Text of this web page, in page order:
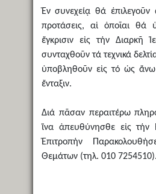
Ἐν συνεχείᾳ θά ἐπιλεγοῦν
προτάσεις, αἱ ὁποῖαι θά
ἔγκρισιν εἰς τήν Διαρκῆ
συνταχθοῦν τά τεχνικά
ὑποβληθοῦν εἰς τό ὡς
ἔνταξιν.
Διά πᾶσαν περαιτέρω
ἵνα ἀπευθύνησθε εἰς τήν
Ἐπιτροπήν
Θεμάτων (τηλ. 010 7254510).